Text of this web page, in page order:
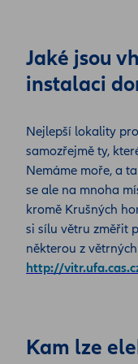
Jaké jsou
instalaci
Nejlepší lokality
samozřejmě ty,
Nemáme moře, a
se ale na mnoha
kromě Krušných
si sílu větru změřit
některou z
http://
Kam lze